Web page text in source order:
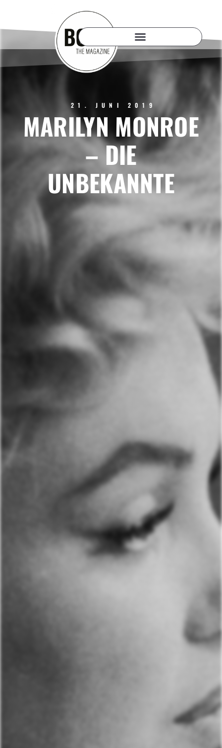
21. JUNI 2019
MARILYN MONROE
– DIE
UNBEKANNTE